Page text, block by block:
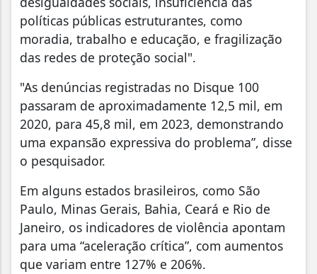
políticas públicas estruturantes, como
moradia, trabalho e educação, e fragilização
das redes de proteção social".
"As denúncias registradas no Disque 100
passaram de aproximadamente 12,5 mil, em
2020, para 45,8 mil, em 2023, demonstrando
uma expansão expressiva do problema”, disse
o pesquisador.
Em alguns estados brasileiros, como São
Paulo, Minas Gerais, Bahia, Ceará e Rio de
Janeiro, os indicadores de violência apontam
para uma “aceleração crítica”, com aumentos
que variam entre 127% e 206%.